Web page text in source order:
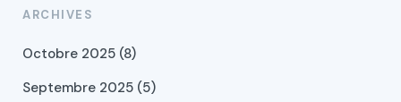
ARCHIVES
Octobre 2025 (8)
Septembre 2025 (5)